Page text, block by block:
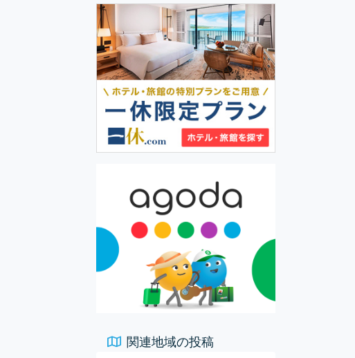
関連地域の投稿